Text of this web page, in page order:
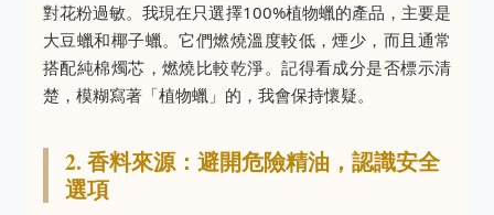
對花粉過敏。我現在只選擇100%植物蠟的產品，主要是
大豆蠟和椰子蠟。它們燃燒溫度較低，煙少，而且通常
搭配純棉燭芯，燃燒比較乾淨。記得看成分是否標示清
楚，模糊寫著「植物蠟」的，我會保持懷疑。
2. 香料來源：避開危險精油，認識安全
選項